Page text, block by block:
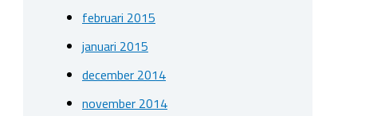
februari 2015
januari 2015
december 2014
november 2014